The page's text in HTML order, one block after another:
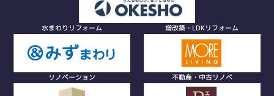
水まわりリフォーム 増改築・LDKリフォーム
リノベーション 不動産・中古リノベ